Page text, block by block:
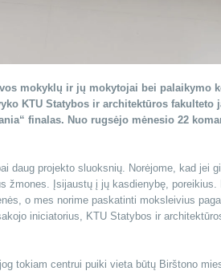
mokyklų ir jų mokytojai bei palaikymo
KTU Statybos ir architektūros fakulteto
finalas. Nuo rugsėjo mėnesio 22
daug projekto sluoksnių. Norėjome, kad jei
Įsijaustų į jų kasdienybę, poreikius.
o mes norime paskatinti moksleivius
iniciatorius, KTU Statybos ir
tokiam centrui puiki vieta būtų Birštono